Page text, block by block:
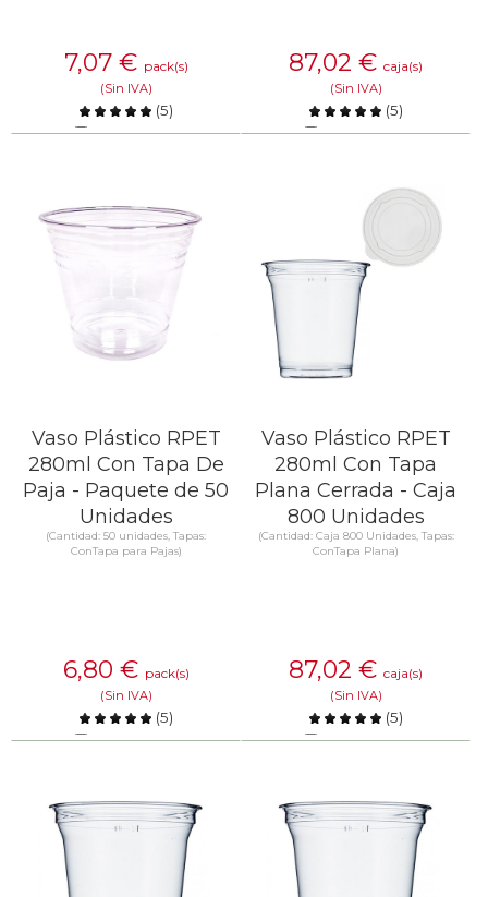
7,07 € pack(s)
(Sin IVA)
(5)
Comparar
87,02 € caja(s)
(Sin IVA)
(5)
Comparar
Vaso Plástico RPET
280ml Con Tapa De
Paja - Paquete de 50
Unidades
(Cantidad: 50 unidades, Tapas:
ConTapa para Pajas)
6,80 € pack(s)
(Sin IVA)
(5)
Comparar
Vaso Plástico RPET
280ml Con Tapa
Plana Cerrada - Caja
800 Unidades
(Cantidad: Caja 800 Unidades, Tapas:
ConTapa Plana)
87,02 € caja(s)
(Sin IVA)
(5)
Comparar